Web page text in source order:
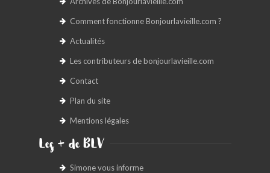
Comment fonctionne Bonjourlavieille.com ?
Actualités
Les contributeurs de bonjourlavieille.com
Contact
Plan du site
Mentions légales
Les + de BLV
Simone vous informe